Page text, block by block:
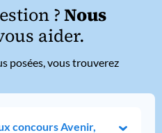
?Nous
aider.
posées, vous trouverez
concours Avenir,